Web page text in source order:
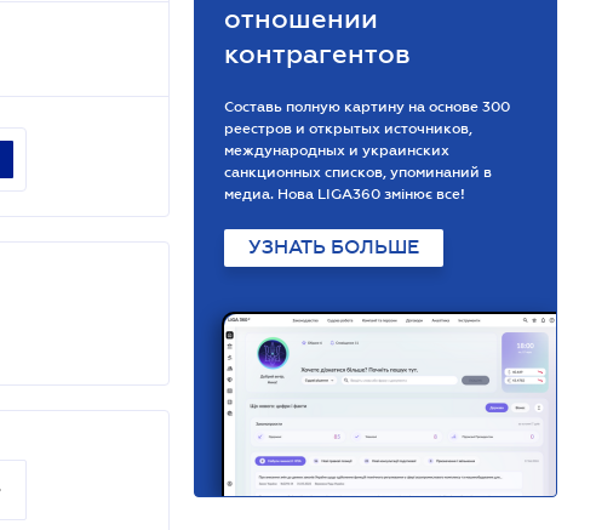
отношении
контрагентов
Составь полную картину на основе 300
реестров и открытых источников,
международных и украинских
санкционных списков, упоминаний в
медиа. Нова LIGA360 змінює все!
УЗНАТЬ БОЛЬШЕ